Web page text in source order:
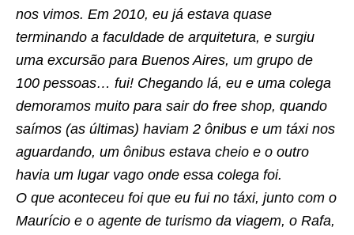
nos vimos. Em 2010, eu já estava quase
terminando a faculdade de arquitetura, e surgiu
uma excursão para Buenos Aires, um grupo de
100 pessoas… fui! Chegando lá, eu e uma colega
demoramos muito para sair do free shop, quando
saímos (as últimas) haviam 2 ônibus e um táxi nos
aguardando, um ônibus estava cheio e o outro
havia um lugar vago onde essa colega foi.
O que aconteceu foi que eu fui no táxi, junto com o
Maurício e o agente de turismo da viagem, o Rafa,